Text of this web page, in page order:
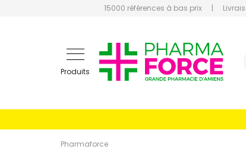
15000 références à bas prix |
Produits
Pharmaforce